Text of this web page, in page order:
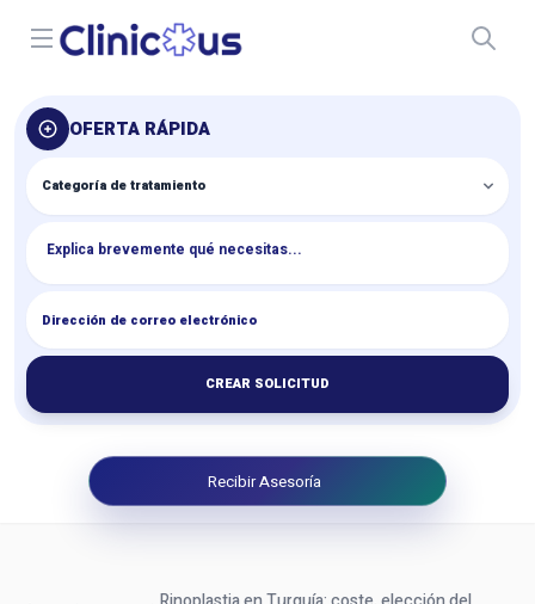
Open menu
OFERTA RÁPIDA
CREAR SOLICITUD
Recibir Asesoría